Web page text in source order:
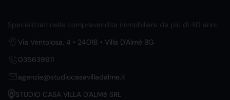
Specializzati nella compravendita immobiliare da più di 40 anni.
Via Ventolosa, 4 • 24018 • Villa D'Almè BG
035639911
agenzia@studiocasavilladalme.it
STUDIO CASA VILLA D'ALMè SRL